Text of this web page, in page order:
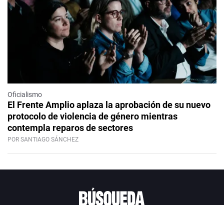
Oficialismo
El Frente Amplio aplaza la aprobación de su nuevo
protocolo de violencia de género mientras
contempla reparos de sectores
POR SANTIAGO SÁNCHEZ